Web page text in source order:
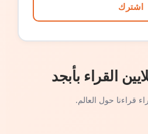
اشترك
القراء بأبجد
قراءنا حول العالم.